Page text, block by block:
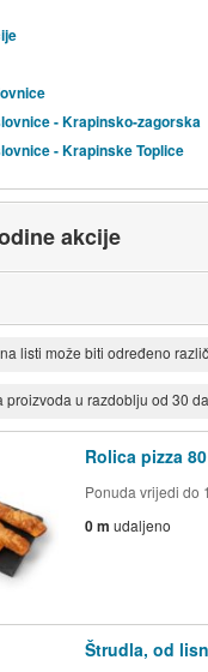
- Krapinsko-zagorska
- Krapinske Toplice
akcije
listi može biti određeno
proizvoda u razdoblju od 30
Rolica pizza
Ponuda vrijedi do
0 m udaljeno
Štrudla, od